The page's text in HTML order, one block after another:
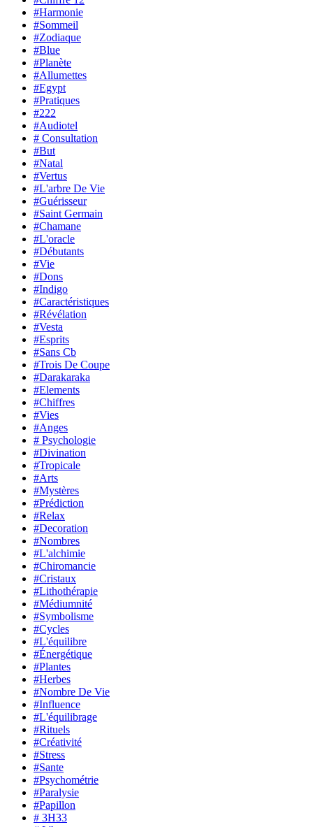
#Harmonie
#Sommeil
#Zodiaque
#Blue
#Planète
#Allumettes
#Egypt
#Pratiques
#222
#Audiotel
# Consultation
#But
#Natal
#Vertus
#L'arbre De Vie
#Guérisseur
#Saint Germain
#Chamane
#L'oracle
#Débutants
#Vie
#Dons
#Indigo
#Caractéristiques
#Révélation
#Vesta
#Esprits
#Sans Cb
#Trois De Coupe
#Darakaraka
#Elements
#Chiffres
#Vies
#Anges
# Psychologie
#Divination
#Tropicale
#Arts
#Mystères
#Prédiction
#Relax
#Decoration
#Nombres
#L'alchimie
#Chiromancie
#Cristaux
#Lithothérapie
#Médiumnité
#Symbolisme
#Cycles
#L'équilibre
#Énergétique
#Plantes
#Herbes
#Nombre De Vie
#Influence
#L'équilibrage
#Rituels
#Créativité
#Stress
#Sante
#Psychométrie
#Paralysie
#Papillon
# 3H33